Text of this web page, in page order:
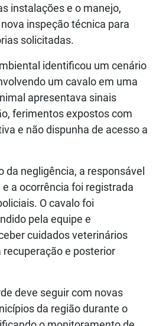
instalações e o manejo,
inspeção técnica para
solicitadas.
identificou um cenário
um cavalo em uma
apresentava sinais
ferimentos expostos com
e não dispunha de acesso a
da negligência, a responsável
a ocorrência foi registrada
O cavalo foi
pela equipe e
cuidados veterinários
e posterior
deve seguir com novas
da região durante o